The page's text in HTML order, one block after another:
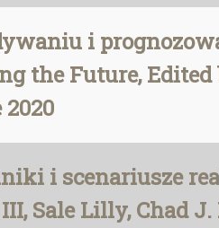
i
the Future,
i scenariusze
Sale Lilly, Chad